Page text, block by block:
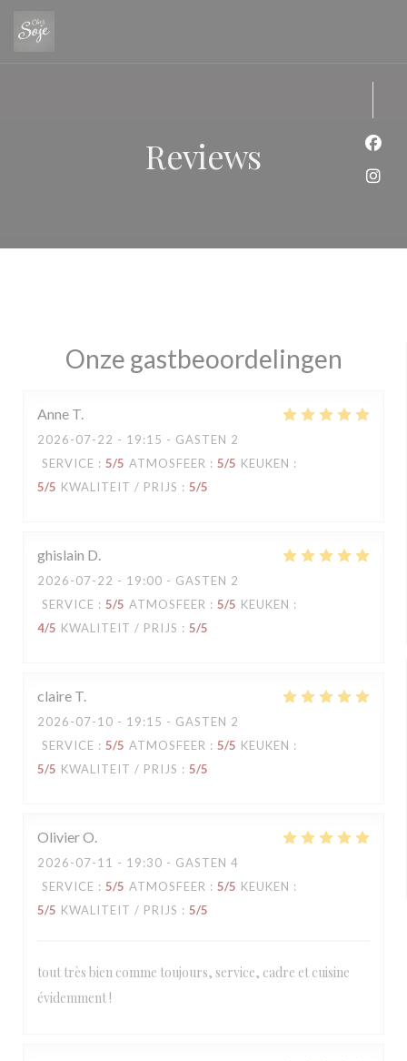
Reviews
Onze gastbeoordelingen
Anne T
2026-07-22 - 19:15 - GASTEN 2
SERVICE : 5/5 ATMOSFEER : 5/5 KEUKEN :
5/5 KWALITEIT / PRIJS : 5/5
ghislain D
2026-07-22 - 19:00 - GASTEN 2
SERVICE : 5/5 ATMOSFEER : 5/5 KEUKEN :
4/5 KWALITEIT / PRIJS : 5/5
claire T
2026-07-10 - 19:15 - GASTEN 2
SERVICE : 5/5 ATMOSFEER : 5/5 KEUKEN :
5/5 KWALITEIT / PRIJS : 5/5
OlivierO
2026-07-11 - 19:30 - GASTEN 4
SERVICE : 5/5 ATMOSFEER : 5/5 KEUKEN :
5/5 KWALITEIT / PRIJS : 5/5
tout très bien comme toujours, service, cadre et cuisine
évidemment !